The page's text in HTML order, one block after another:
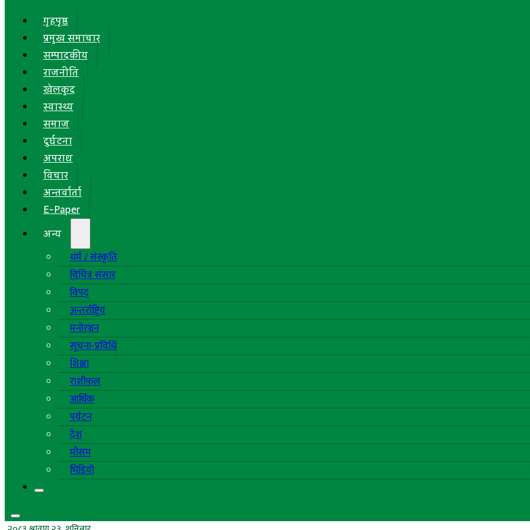
गृहपृष्ठ
प्रमुख समाचार
सम्पादकीय
राजनीति
खेलकुद
स्वास्थ्य
समाज
दुर्घटना
अपराध
विचार
अन्तर्वार्ता
E-Paper
अन्य
धर्म / संस्कृति
विचित्र संसार
विपद्
अन्तर्राष्ट्रिय
मनोरञ्जन
सूचना-प्रविधि
शिक्षा
राशीफल
आर्थिक
पर्यटन
देश
मौसम
भिडियो